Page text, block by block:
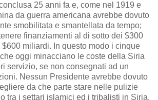
25 anni fa e, come nel 1919 e
da guerra americana avrebbe dovuto
smobilitata e smantellata da tempo;
finanziamenti al di sotto dei $300
miliardi. In questo modo i cinque
oggi minacciano le coste della Siria
servizio, se non consegnati ad un
Nessun Presidente avrebbe dovuto
da che parte stare nelle pulizie
tra i settari islamici ed i tribalisti in Siria,